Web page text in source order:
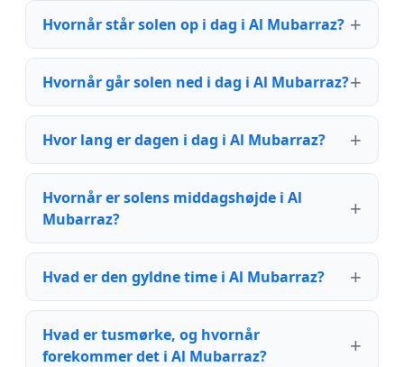
Hvornår står solen op i dag i Al Mubarraz?
Hvornår går solen ned i dag i Al Mubarraz?
Hvor lang er dagen i dag i Al Mubarraz?
Hvornår er solens middagshøjde i Al
Mubarraz?
Hvad er den gyldne time i Al Mubarraz?
Hvad er tusmørke, og hvornår
forekommer det i Al Mubarraz?